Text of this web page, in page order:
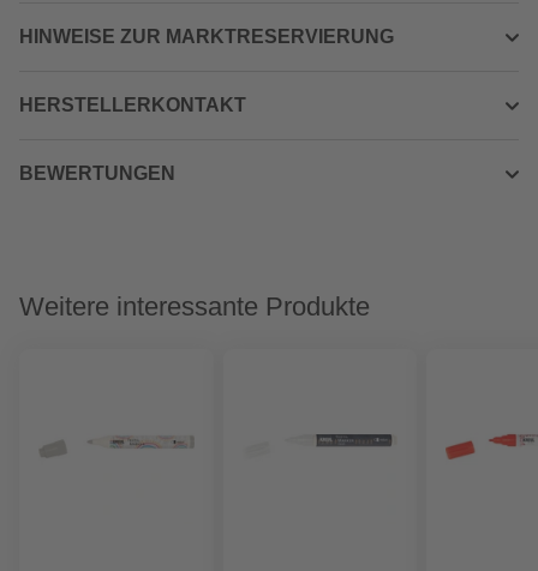
HINWEISE ZUR MARKTRESERVIERUNG
HERSTELLERKONTAKT
BEWERTUNGEN
Weitere interessante Produkte